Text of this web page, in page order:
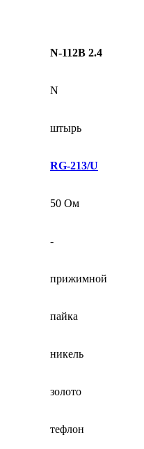
N-112B 2.4
N
штырь
RG-213/U
50 Ом
-
прижимной
пайка
никель
золото
тефлон